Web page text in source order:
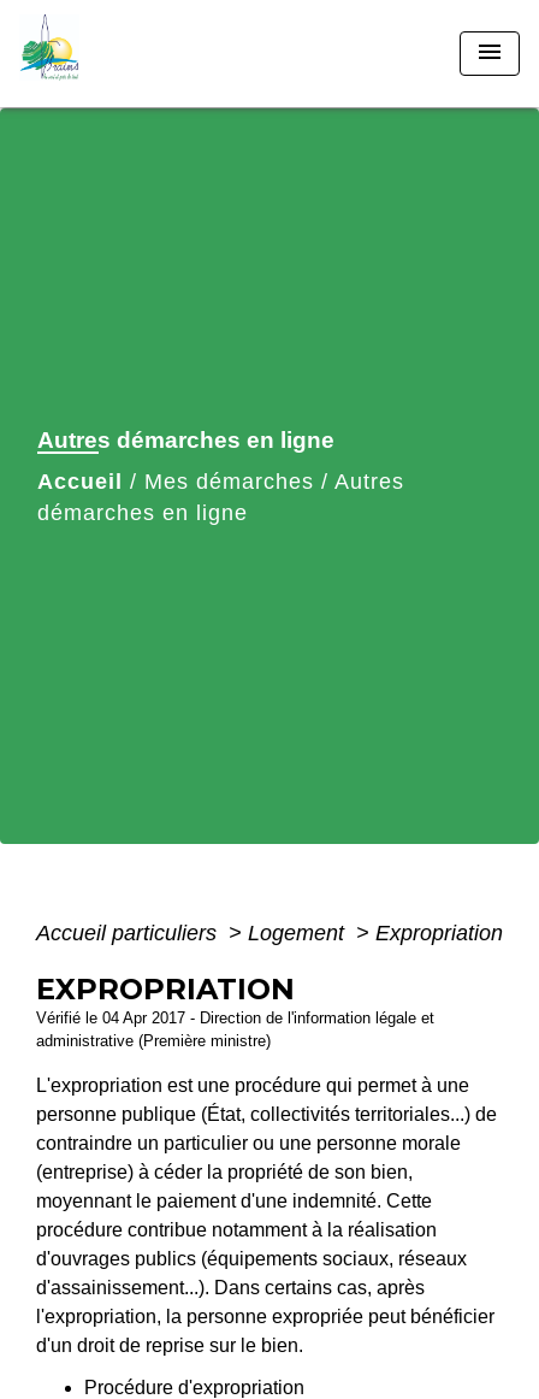
menu
Autres démarches en ligne
Accueil / Mes démarches / Autres
démarches en ligne
Accueil particuliers > Logement > Expropriation
EXPROPRIATION
Vérifié le 04 Apr 2017 - Direction de l'information légale et
administrative (Première ministre)
L'expropriation est une procédure qui permet à une
personne publique (État, collectivités territoriales...) de
contraindre un particulier ou une personne morale
(entreprise) à céder la propriété de son bien,
moyennant le paiement d'une indemnité. Cette
procédure contribue notamment à la réalisation
d'ouvrages publics (équipements sociaux, réseaux
d'assainissement...). Dans certains cas, après
l'expropriation, la personne expropriée peut bénéficier
d'un droit de reprise sur le bien.
Procédure d'expropriation